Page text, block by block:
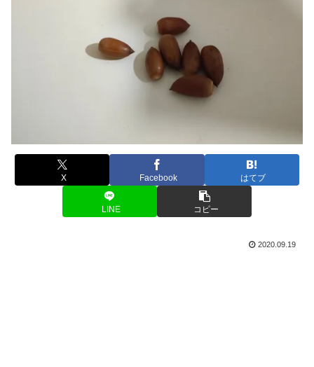
X Facebook はてブ
LINE コピー
2020.09.19